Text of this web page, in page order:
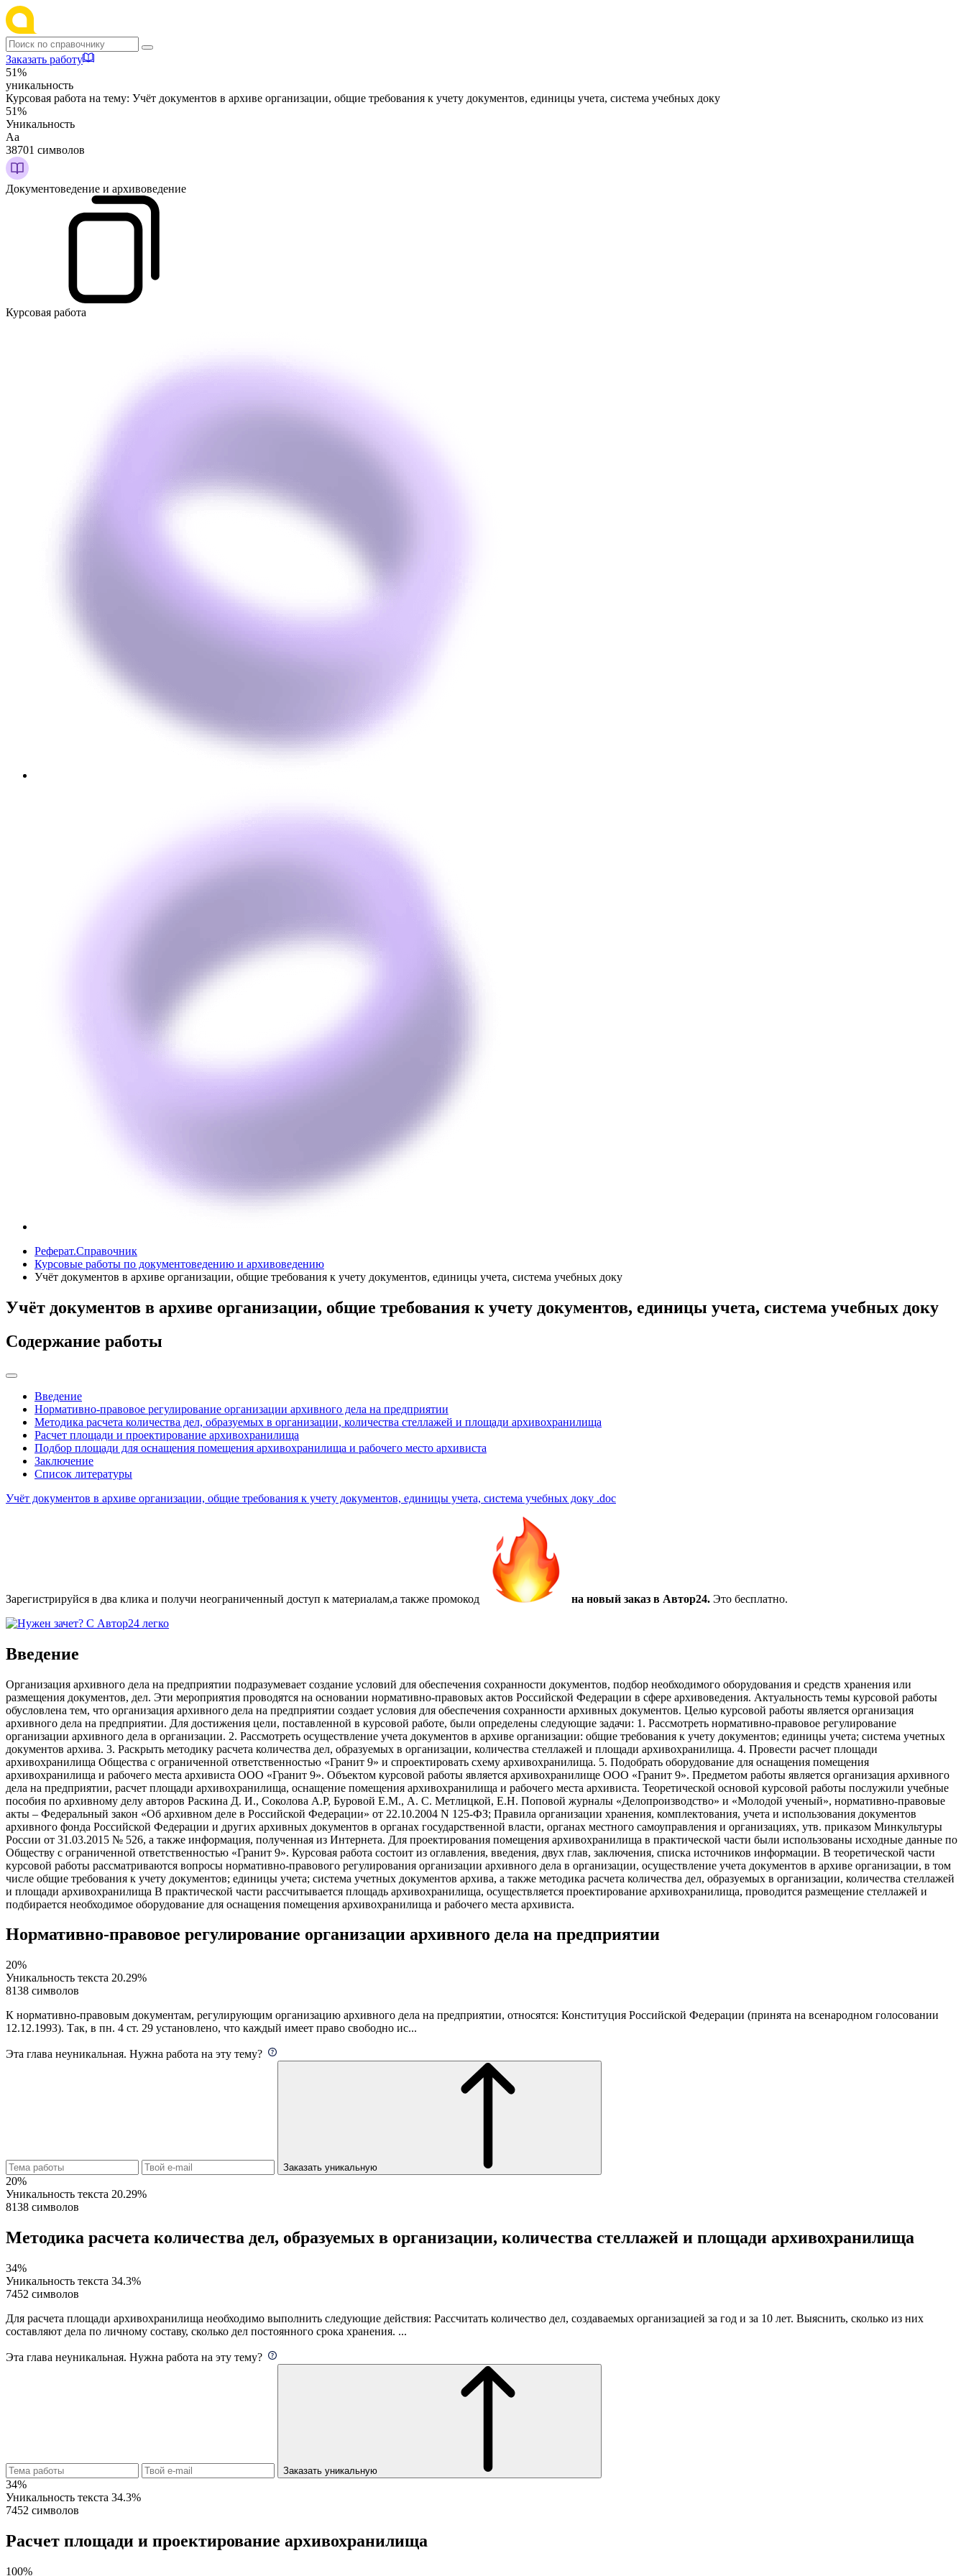
Заказать работу
51%
уникальность
Курсовая работа на тему: Учёт документов в архиве организации, общие требования к учету документов, единицы учета, система учебных доку
51%
Уникальность
Аа
38701 символов
Документоведение и архивоведение
Курсовая работа
Реферат.Справочник
Курсовые работы по документоведению и архивоведению
Учёт документов в архиве организации, общие требования к учету документов, единицы учета, система учебных доку
Учёт документов в архиве организации, общие требования к учету документов, единицы учета, система учебных доку
Содержание работы
Введение
Нормативно-правовое регулирование организации архивного дела на предприятии
Методика расчета количества дел, образуемых в организации, количества стеллажей и площади архивохранилища
Расчет площади и проектирование архивохранилища
Подбор площади для оснащения помещения архивохранилища и рабочего место архивиста
Заключение
Список литературы
Учёт документов в архиве организации, общие требования к учету документов, единицы учета, система учебных доку .doc
Зарегистрируйся в два клика и получи неограниченный доступ к материалам,а также промокод на новый заказ в Автор24. Это бесплатно.
Введение
Организация архивного дела на предприятии подразумевает создание условий для обеспечения сохранности документов, подбор необходимого оборудования и средств хранения или
размещения документов, дел. Эти мероприятия проводятся на основании нормативно-правовых актов Российской Федерации в сфере архивоведения. Актуальность темы курсовой работы
обусловлена тем, что организация архивного дела на предприятии создает условия для обеспечения сохранности архивных документов. Целью курсовой работы является организация
архивного дела на предприятии. Для достижения цели, поставленной в курсовой работе, были определены следующие задачи: 1. Рассмотреть нормативно-правовое регулирование
организации архивного дела в организации. 2. Рассмотреть осуществление учета документов в архиве организации: общие требования к учету документов; единицы учета; система учетных
документов архива. 3. Раскрыть методику расчета количества дел, образуемых в организации, количества стеллажей и площади архивохранилища. 4. Провести расчет площади
архивохранилища Общества с ограниченной ответственностью «Гранит 9» и спроектировать схему архивохранилища. 5. Подобрать оборудование для оснащения помещения
архивохранилища и рабочего места архивиста ООО «Гранит 9». Объектом курсовой работы является архивохранилище ООО «Гранит 9». Предметом работы является организация архивного
дела на предприятии, расчет площади архивохранилища, оснащение помещения архивохранилища и рабочего места архивиста. Теоретической основой курсовой работы послужили учебные
пособия по архивному делу авторов Раскина Д. И., Соколова А.Р, Буровой Е.М., А. С. Метлицкой, Е.Н. Поповой журналы «Делопроизводство» и «Молодой ученый», нормативно-правовые
акты – Федеральный закон «Об архивном деле в Российской Федерации» от 22.10.2004 N 125-ФЗ; Правила организации хранения, комплектования, учета и использования документов
архивного фонда Российской Федерации и других архивных документов в органах государственной власти, органах местного самоуправления и организациях, утв. приказом Минкультуры
России от 31.03.2015 № 526, а также информация, полученная из Интернета. Для проектирования помещения архивохранилища в практической части были использованы исходные данные по
Обществу с ограниченной ответственностью «Гранит 9». Курсовая работа состоит из оглавления, введения, двух глав, заключения, списка источников информации. В теоретической части
курсовой работы рассматриваются вопросы нормативно-правового регулирования организации архивного дела в организации, осуществление учета документов в архиве организации, в том
числе общие требования к учету документов; единицы учета; система учетных документов архива, а также методика расчета количества дел, образуемых в организации, количества стеллажей
и площади архивохранилища В практической части рассчитывается площадь архивохранилища, осуществляется проектирование архивохранилища, проводится размещение стеллажей и
подбирается необходимое оборудование для оснащения помещения архивохранилища и рабочего места архивиста.
Нормативно-правовое регулирование организации архивного дела на предприятии
20%
Уникальность текста 20.29%
8138 символов
К нормативно-правовым документам, регулирующим организацию архивного дела на предприятии, относятся: Конституция Российской Федерации (принята на всенародном голосовании
12.12.1993). Так, в пн. 4 ст. 29 установлено, что каждый имеет право свободно ис...
Эта глава неуникальная. Нужна работа на эту тему?
Заказать уникальную
20%
Уникальность текста 20.29%
8138 символов
Методика расчета количества дел, образуемых в организации, количества стеллажей и площади архивохранилища
34%
Уникальность текста 34.3%
7452 символов
Для расчета площади архивохранилища необходимо выполнить следующие действия: Рассчитать количество дел, создаваемых организацией за год и за 10 лет. Выяснить, сколько из них
составляют дела по личному составу, сколько дел постоянного срока хранения. ...
Эта глава неуникальная. Нужна работа на эту тему?
Заказать уникальную
34%
Уникальность текста 34.3%
7452 символов
Расчет площади и проектирование архивохранилища
100%